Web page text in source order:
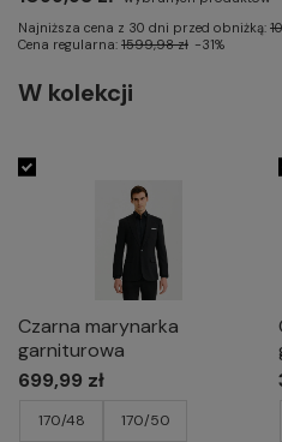
W kolekcji
Czarna marynarka
garniturowa
699,99 zł
170/48 170/50
Najniższa cena z 30 dni przed obniżką:
Cena regularna: 1599,98 zł -31%